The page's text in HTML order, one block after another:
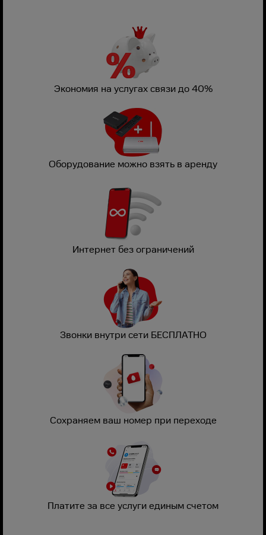
Экономия на услугах связи до 40%
Оборудование можно взять в аренду
Интернет без ограничений
Звонки внутри сети БЕСПЛАТНО
Сохраняем ваш номер при переходе
Платите за все услуги единым счетом